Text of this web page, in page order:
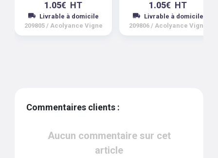
1.05€ HT
Livrable à domicile
209805 / Acolyance Vigne
1.05€ HT
Livrable à domicile
209806 / Acolyance Vigne
Commentaires clients :
Aucun commentaire sur cet
article